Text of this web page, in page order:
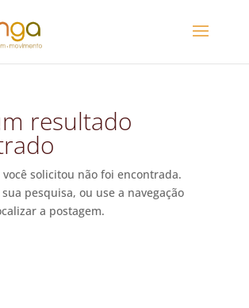
resultado
solicitou não foi encontrada.
pesquisa, ou use a navegação
a postagem.